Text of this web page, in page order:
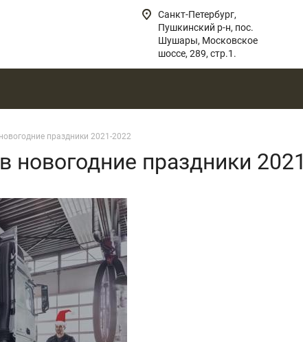
Санкт-Петербург,
Пушкинский р-н, пос.
Шушары, Московское
шоссе, 289, стр.1.
праздники 2021-2022
новогодние праздники